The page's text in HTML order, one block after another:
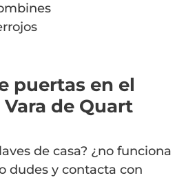
puertas en el
de Quart
de casa? ¿no funciona
dudes y contacta con